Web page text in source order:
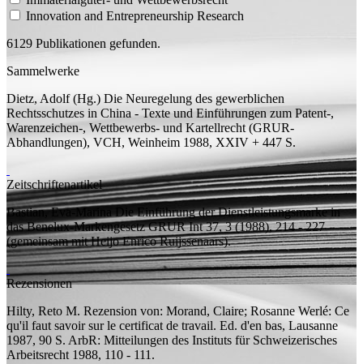
Innovation and Entrepreneurship Research
6129 Publikationen gefunden.
Sammelwerke
Dietz, Adolf (Hg.) Die Neuregelung des gewerblichen
Rechtsschutzes in China - Texte und Einführungen zum Patent-,
Warenzeichen-, Wettbewerbs- und Kartellrecht (GRUR-
Abhandlungen), VCH, Weinheim 1988, XXIV + 447 S.
Zeitschriftenartikel
Bastian, Eva-Marina Die Einführung der Dienstleistungsmarke in
das Benelux-MarkengesetzGRUR Int 37, 3 (1988), 214 - 227
(gemeinsam mitHeijo Enrico Ruijssenaars).
Rezensionen
Hilty, Reto M. Rezension von: Morand, Claire; Rosanne Werlé: Ce
qu'il faut savoir sur le certificat de travail. Ed. d'en bas, Lausanne
1987, 90 S. ArbR: Mitteilungen des Instituts für Schweizerisches
Arbeitsrecht 1988, 110 - 111.